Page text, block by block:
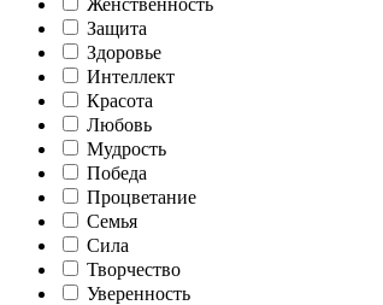
Защита
Здоровье
Интеллект
Красота
Любовь
Мудрость
Победа
Процветание
Семья
Сила
Творчество
Уверенность